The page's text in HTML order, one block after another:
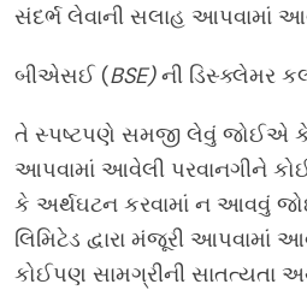
સંદર્ભ લેવાની સલાહ આપવામાં
બીએસઈ (BSE)ની ડિસ્ક્લેમર
તે સ્પષ્ટપણે સમજી લેવું જોઈએ કે
આપવામાં આવેલી પરવાનગીને
કે અર્થઘટન કરવામાં ન આવવું
લિમિટેડ દ્વારા મંજૂરી આપવામાં
કોઈપણ સામગ્રીની સાતત્યતા